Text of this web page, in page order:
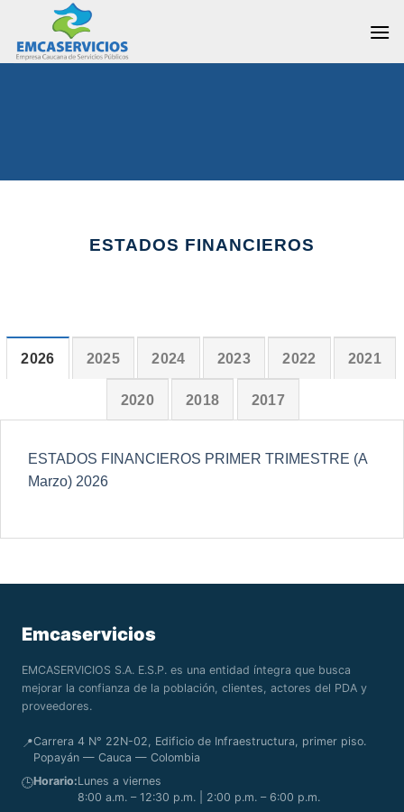
content
ESTADOS FINANCIEROS
2026 2025 2024 2023 2022 2021
2020 2018 2017
ESTADOS FINANCIEROS PRIMER TRIMESTRE (A
Marzo) 2026
Emcaservicios
EMCASERVICIOS S.A. E.S.P. es una entidad íntegra que busca
mejorar la confianza de la población, clientes, actores del PDA y
proveedores.
📍Carrera 4 N° 22N-02, Edificio de Infraestructura, primer piso.
Popayán — Cauca — Colombia
🕒Horario:Lunes a viernes
8:00 a.m. – 12:30 p.m. | 2:00 p.m. – 6:00 p.m.